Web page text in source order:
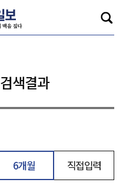
검색결과
6개월 직접입력